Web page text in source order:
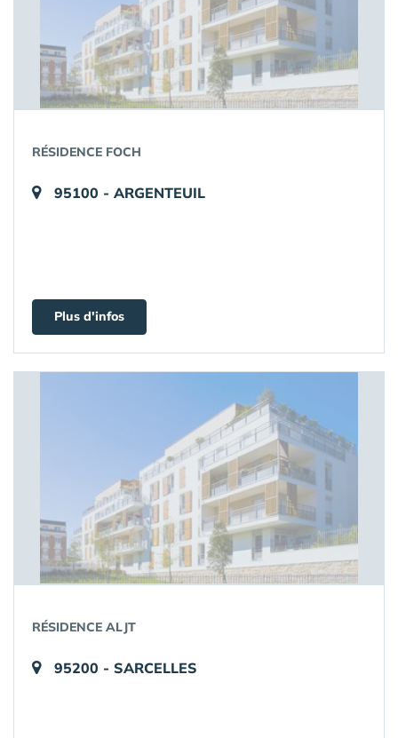
RÉSIDENCE FOCH
95100 - ARGENTEUIL
Plus d'infos
RÉSIDENCE ALJT
95200 - SARCELLES